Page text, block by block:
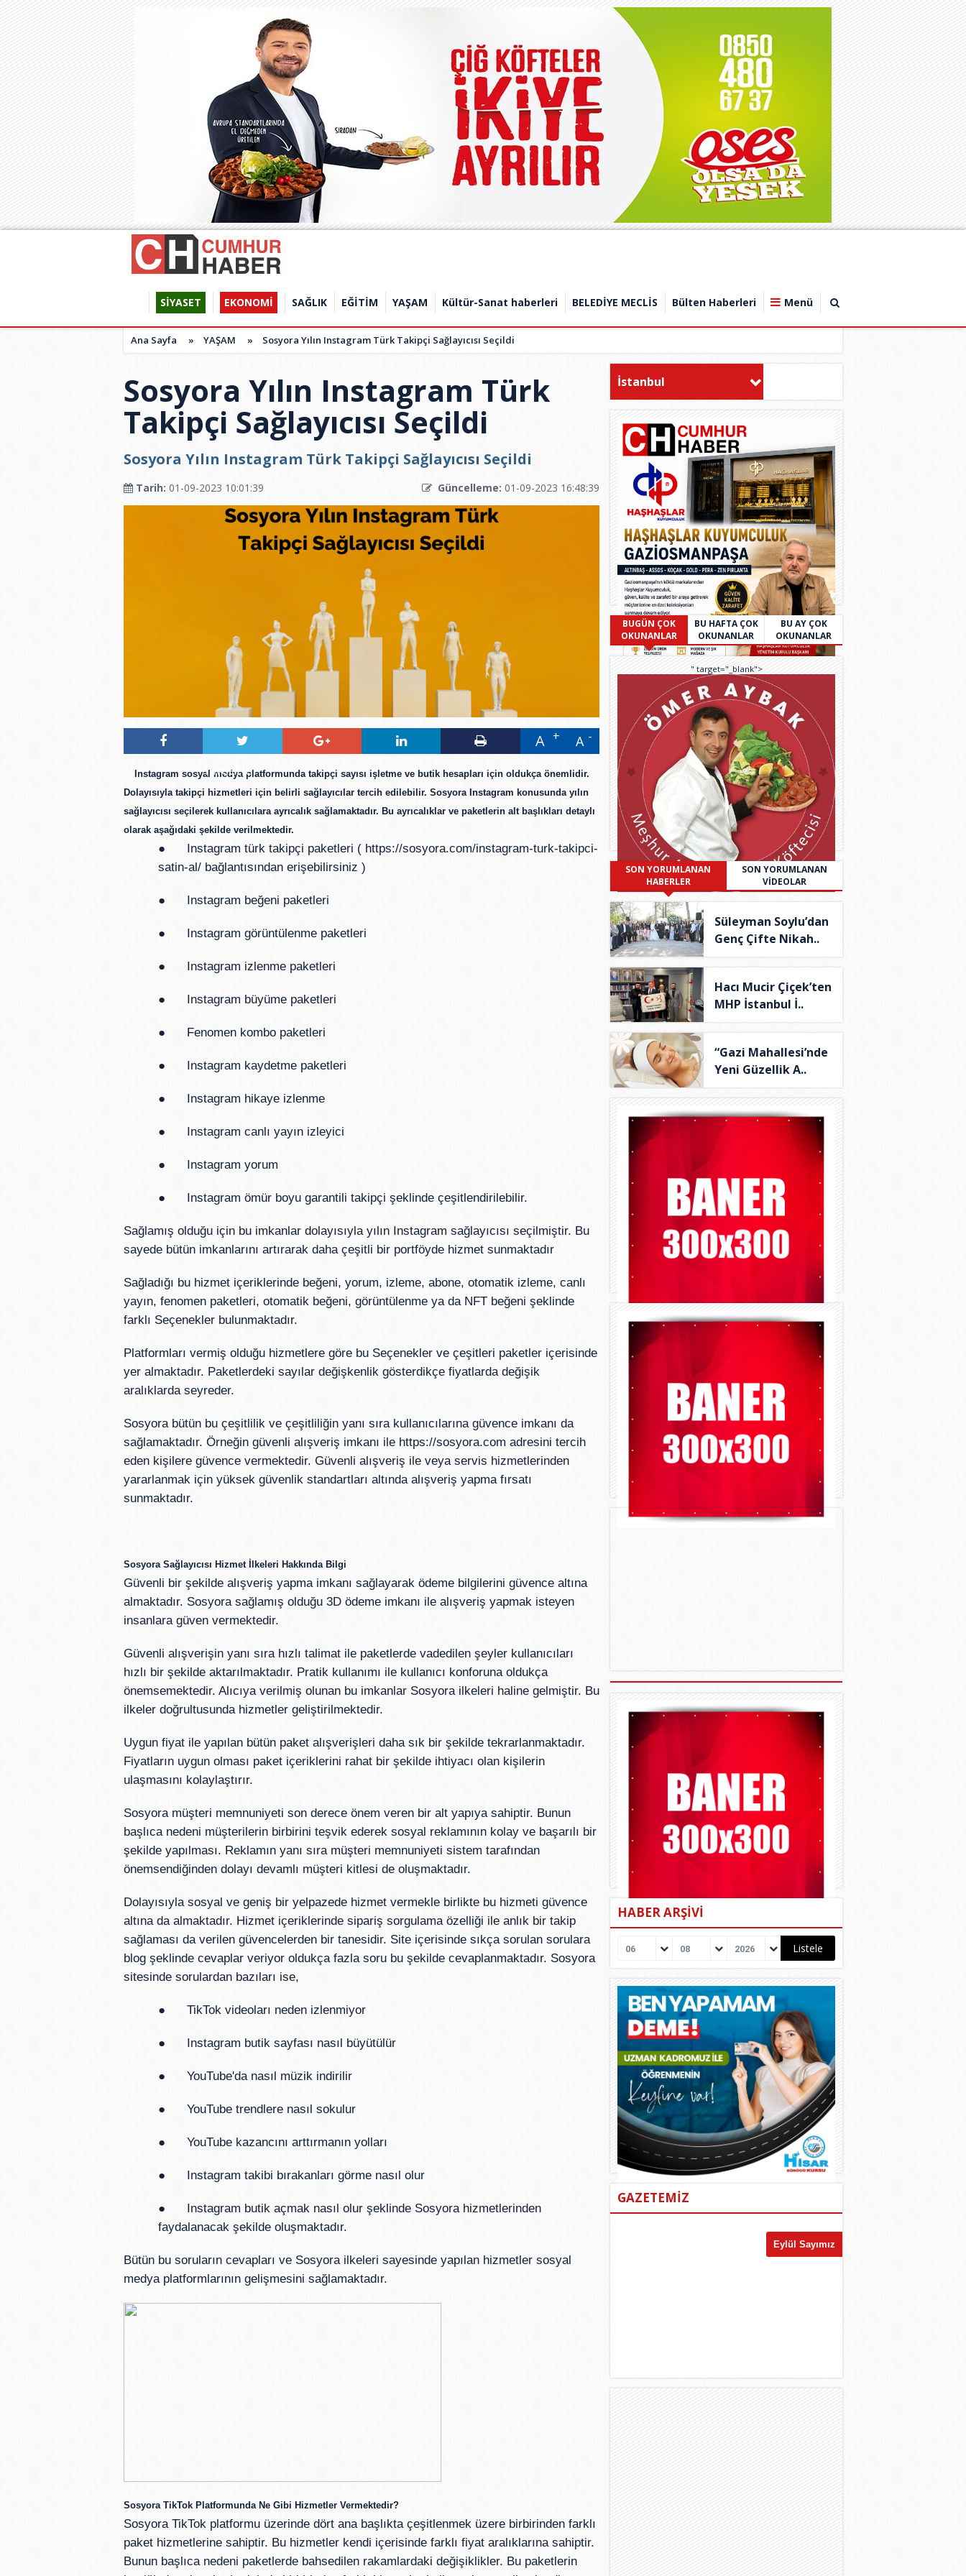
SİYASET EKONOMİ SAĞLIK EĞİTİM YAŞAM Kültür-Sanat haberleri BELEDİYE MECLİS Bülten Haberleri Menü
Ana Sayfa » YAŞAM » Sosyora Yılın Instagram Türk Takipçi Sağlayıcısı Seçildi
Sosyora Yılın Instagram Türk
Takipçi Sağlayıcısı Seçildi
Sosyora Yılın Instagram Türk Takipçi Sağlayıcısı Seçildi
Tarih: 01-09-2023 10:01:39 Güncelleme: 01-09-2023 16:48:39
Tweetle
A A
Instagram sosyal medya platformunda takipçi sayısı işletme ve butik hesapları için oldukça önemlidir.
Dolayısıyla takipçi hizmetleri için belirli sağlayıcılar tercih edilebilir. Sosyora Instagram konusunda yılın
sağlayıcısı seçilerek kullanıcılara ayrıcalık sağlamaktadır. Bu ayrıcalıklar ve paketlerin alt başlıkları detaylı
olarak aşağıdaki şekilde verilmektedir.
● Instagram türk takipçi paketleri ( https://sosyora.com/instagram-turk-takipci-
satin-al/ bağlantısından erişebilirsiniz )
● Instagram beğeni paketleri
● Instagram görüntülenme paketleri
● Instagram izlenme paketleri
● Instagram büyüme paketleri
● Fenomen kombo paketleri
● Instagram kaydetme paketleri
● Instagram hikaye izlenme
● Instagram canlı yayın izleyici
● Instagram yorum
● Instagram ömür boyu garantili takipçi şeklinde çeşitlendirilebilir.
Sağlamış olduğu için bu imkanlar dolayısıyla yılın Instagram sağlayıcısı seçilmiştir. Bu
sayede bütün imkanlarını artırarak daha çeşitli bir portföyde hizmet sunmaktadır
Sağladığı bu hizmet içeriklerinde beğeni, yorum, izleme, abone, otomatik izleme, canlı
yayın, fenomen paketleri, otomatik beğeni, görüntülenme ya da NFT beğeni şeklinde
farklı Seçenekler bulunmaktadır.
Platformları vermiş olduğu hizmetlere göre bu Seçenekler ve çeşitleri paketler içerisinde
yer almaktadır. Paketlerdeki sayılar değişkenlik gösterdikçe fiyatlarda değişik
aralıklarda seyreder.
Sosyora bütün bu çeşitlilik ve çeşitliliğin yanı sıra kullanıcılarına güvence imkanı da
sağlamaktadır. Örneğin güvenli alışveriş imkanı ile https://sosyora.com adresini tercih
eden kişilere güvence vermektedir. Güvenli alışveriş ile veya servis hizmetlerinden
yararlanmak için yüksek güvenlik standartları altında alışveriş yapma fırsatı
sunmaktadır.
Sosyora Sağlayıcısı Hizmet İlkeleri Hakkında Bilgi
Güvenli bir şekilde alışveriş yapma imkanı sağlayarak ödeme bilgilerini güvence altına
almaktadır. Sosyora sağlamış olduğu 3D ödeme imkanı ile alışveriş yapmak isteyen
insanlara güven vermektedir.
Güvenli alışverişin yanı sıra hızlı talimat ile paketlerde vadedilen şeyler kullanıcıları
hızlı bir şekilde aktarılmaktadır. Pratik kullanımı ile kullanıcı konforuna oldukça
önemsemektedir. Alıcıya verilmiş olunan bu imkanlar Sosyora ilkeleri haline gelmiştir. Bu
ilkeler doğrultusunda hizmetler geliştirilmektedir.
Uygun fiyat ile yapılan bütün paket alışverişleri daha sık bir şekilde tekrarlanmaktadır.
Fiyatların uygun olması paket içeriklerini rahat bir şekilde ihtiyacı olan kişilerin
ulaşmasını kolaylaştırır.
Sosyora müşteri memnuniyeti son derece önem veren bir alt yapıya sahiptir. Bunun
başlıca nedeni müşterilerin birbirini teşvik ederek sosyal reklamının kolay ve başarılı bir
şekilde yapılması. Reklamın yanı sıra müşteri memnuniyeti sistem tarafından
önemsendiğinden dolayı devamlı müşteri kitlesi de oluşmaktadır.
Dolayısıyla sosyal ve geniş bir yelpazede hizmet vermekle birlikte bu hizmeti güvence
altına da almaktadır. Hizmet içeriklerinde sipariş sorgulama özelliği ile anlık bir takip
sağlaması da verilen güvencelerden bir tanesidir. Site içerisinde sıkça sorulan sorulara
blog şeklinde cevaplar veriyor oldukça fazla soru bu şekilde cevaplanmaktadır. Sosyora
sitesinde sorulardan bazıları ise,
● TikTok videoları neden izlenmiyor
● Instagram butik sayfası nasıl büyütülür
● YouTube'da nasıl müzik indirilir
● YouTube trendlere nasıl sokulur
● YouTube kazancını arttırmanın yolları
● Instagram takibi bırakanları görme nasıl olur
● Instagram butik açmak nasıl olur şeklinde Sosyora hizmetlerinden
faydalanacak şekilde oluşmaktadır.
Bütün bu soruların cevapları ve Sosyora ilkeleri sayesinde yapılan hizmetler sosyal
medya platformlarının gelişmesini sağlamaktadır.
Sosyora TikTok Platformunda Ne Gibi Hizmetler Vermektedir?
Sosyora TikTok platformu üzerinde dört ana başlıkta çeşitlenmek üzere birbirinden farklı
paket hizmetlerine sahiptir. Bu hizmetler kendi içerisinde farklı fiyat aralıklarına sahiptir.
Bunun başlıca nedeni paketlerde bahsedilen rakamlardaki değişiklikler. Bu paketlerin
İstanbul
BUGÜN ÇOK
OKUNANLAR
BU HAFTA ÇOK
OKUNANLAR
BU AY ÇOK
OKUNANLAR
" target="_blank">
SON YORUMLANAN
HABERLER
SON YORUMLANAN
VİDEOLAR
Süleyman Soylu’dan
Genç Çifte Nikah..
Hacı Mucir Çiçek’ten
MHP İstanbul İ..
“Gazi Mahallesi’nde
Yeni Güzellik A..
HABER ARŞİVİ
06 08 2026
GAZETEMİZ